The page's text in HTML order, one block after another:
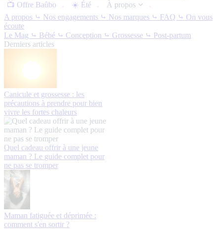
📺 Offre Baûbo
☀️ Été
À propos
A propos ⤷ Nos engagements ⤷ Nos marques ⤷ FAQ ⤷ On vous
écoute
Le Mag ⤷ Bébé ⤷ Conception ⤷ Grossesse ⤷ Post-partum
Derniers articles
Canicule et grossesse : les
précautions à prendre pour bien
vivre les fortes chaleurs
Quel cadeau offrir à une jeune
maman ? Le guide complet pour
ne pas se tromper
Maman fatiguée et déprimée :
comment s'en sortir ?